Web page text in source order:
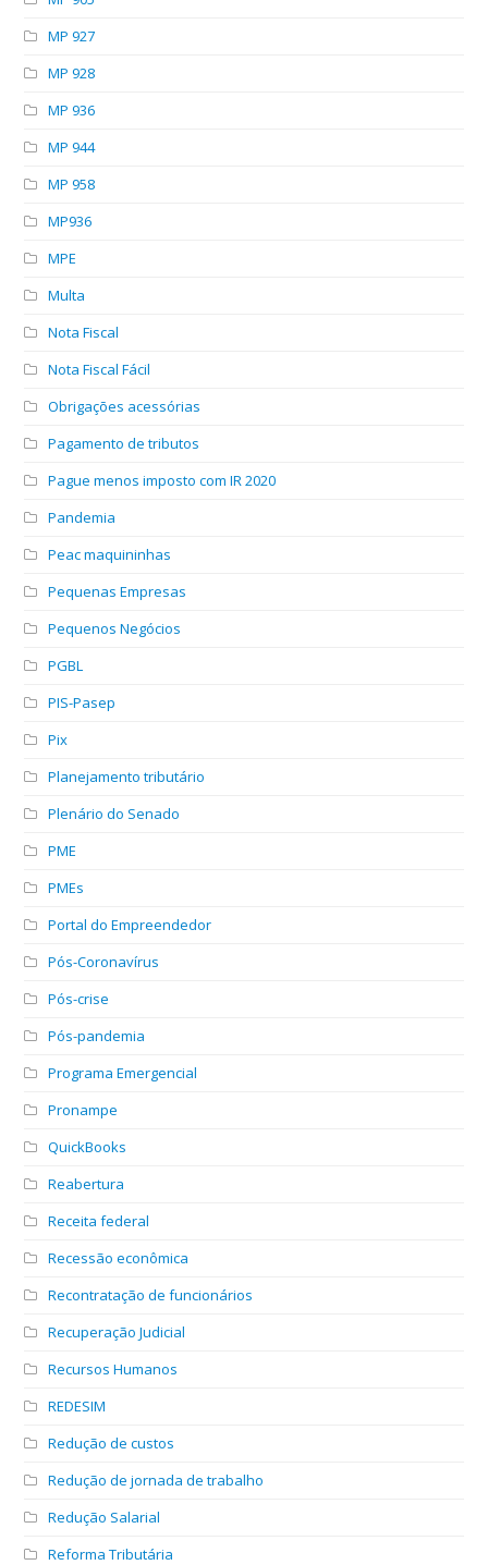
MP 927
MP 928
MP 936
MP 944
MP 958
MP936
MPE
Multa
Nota Fiscal
Nota Fiscal Fácil
Obrigações acessórias
Pagamento de tributos
Pague menos imposto com IR 2020
Pandemia
Peac maquininhas
Pequenas Empresas
Pequenos Negócios
PGBL
PIS-Pasep
Pix
Planejamento tributário
Plenário do Senado
PME
PMEs
Portal do Empreendedor
Pós-Coronavírus
Pós-crise
Pós-pandemia
Programa Emergencial
Pronampe
QuickBooks
Reabertura
Receita federal
Recessão econômica
Recontratação de funcionários
Recuperação Judicial
Recursos Humanos
REDESIM
Redução de custos
Redução de jornada de trabalho
Redução Salarial
Reforma Tributária